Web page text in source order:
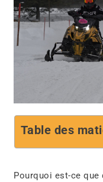
Table des
Pourquoi est-ce